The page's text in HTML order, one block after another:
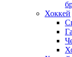
Хоккей